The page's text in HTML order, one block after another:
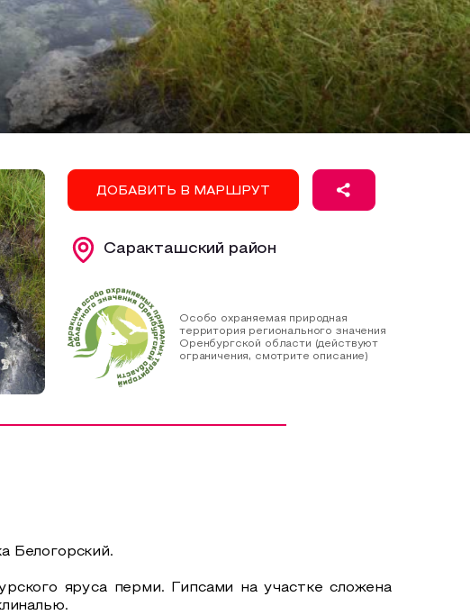
ДОБАВИТЬ В МАРШРУТ
Саракташский район
Особо охраняемая природная
территория регионального значения
Оренбургской области (действуют
ограничения, смотрите описание)
Белогорский.
яруса перми. Гипсами на участке сложена